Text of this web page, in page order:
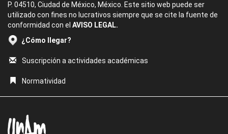
P. 04510, Ciudad de México, México. Este sitio web puede ser
utilizado con fines no lucrativos siempre que se cite la fuente de
conformidad con el AVISO LEGAL.
¿Cómo llegar?
Suscripción a actividades académicas
Normatividad